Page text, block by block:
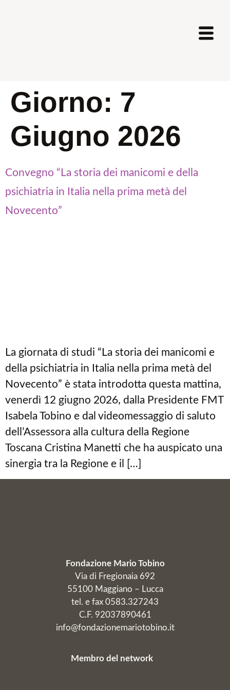
Giorno: 7
Giugno 2026
Convegno “La storia dei manicomi e della
psichiatria in Italia nella prima metà del
Novecento”
La giornata di studi “La storia dei manicomi e
della psichiatria in Italia nella prima metà del
Novecento” è stata introdotta questa mattina,
venerdì 12 giugno 2026, dalla Presidente FMT
Isabela Tobino e dal videomessaggio di saluto
dell’Assessora alla cultura della Regione
Toscana Cristina Manetti che ha auspicato una
sinergia tra la Regione e il […]
Fondazione Mario Tobino
Via di Fregionaia 692
55100 Maggiano – Lucca
tel. e fax 0583.327243
C.F. 92037890461
info@fondazionemariotobino.it
Membro del network